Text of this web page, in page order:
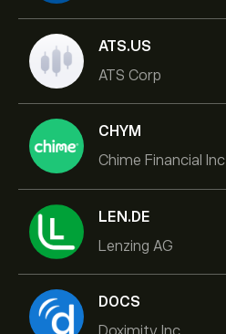
ATS.US
ATS Corp
CHYM
Chime Financial Inc
LEN.DE
Lenzing AG
DOCS